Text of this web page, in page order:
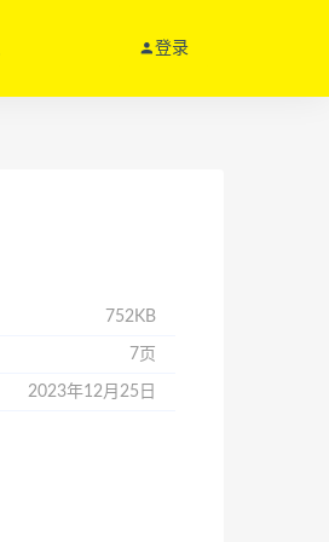
登录
752KB
7页
2023年12月25日